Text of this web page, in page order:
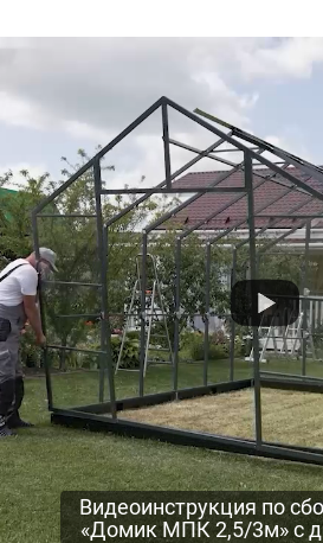
Видеоинструкция по
«Домик МПК 2,5/3м» с